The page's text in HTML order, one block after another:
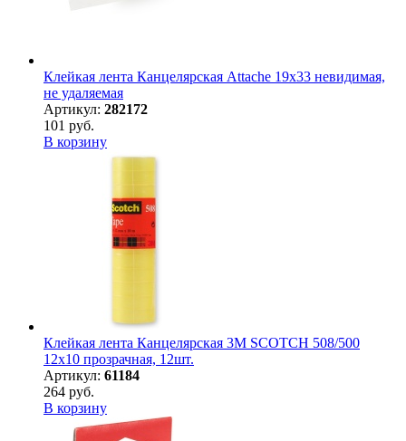
Клейкая лента Канцелярская Attache 19x33 невидимая,
не удаляемая
Артикул: 282172
101 руб.
В корзину
Клейкая лента Канцелярская 3M SCOTCH 508/500
12х10 прозрачная, 12шт.
Артикул: 61184
264 руб.
В корзину